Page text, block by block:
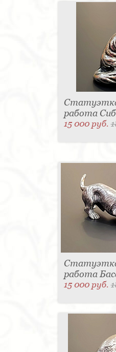
работа
15 000 руб.
работа
15 000 руб.